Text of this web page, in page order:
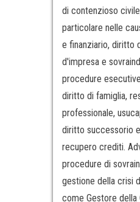
di contenzioso
particolare nelle
e finanziario, diritto
d'impresa e
procedure
diritto di famiglia,
professionale,
diritto successorio
recupero crediti.
procedure di
gestione della crisi
come Gestore della